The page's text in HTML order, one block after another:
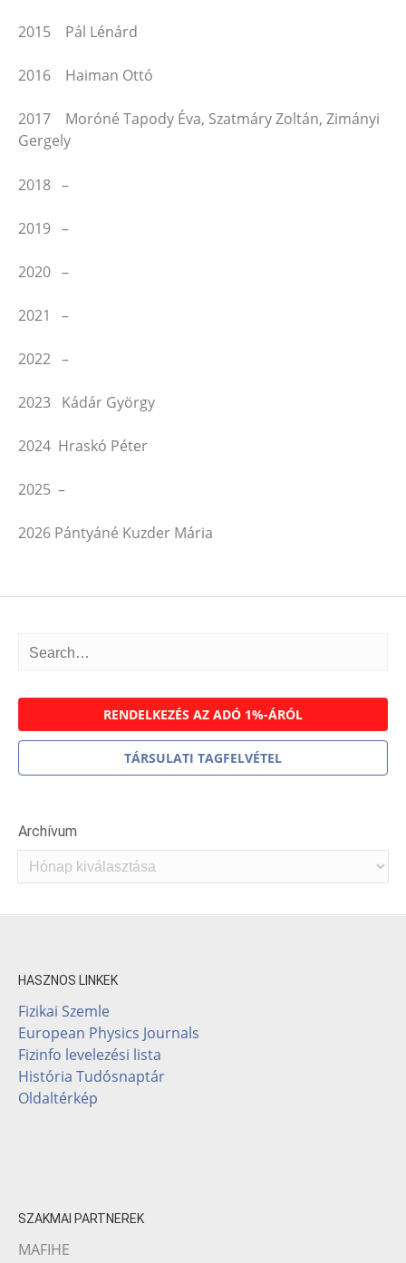
2015 Pál Lénárd
2016 Haiman Ottó
2017 Moróné Tapody Éva, Szatmáry Zoltán, Zimányi
Gergely
2018 –
2019 –
2020 –
2021 –
2022 –
2023 Kádár György
2024 Hraskó Péter
2025 –
2026 Pántyáné Kuzder Mária
RENDELKEZÉS AZ ADÓ 1%-ÁRÓL
TÁRSULATI TAGFELVÉTEL
Archívum
Archívum
HASZNOS LINKEK
Fizikai Szemle
European Physics Journals
Fizinfo levelezési lista
História Tudósnaptár
Oldaltérkép
SZAKMAI PARTNEREK
MAFIHE